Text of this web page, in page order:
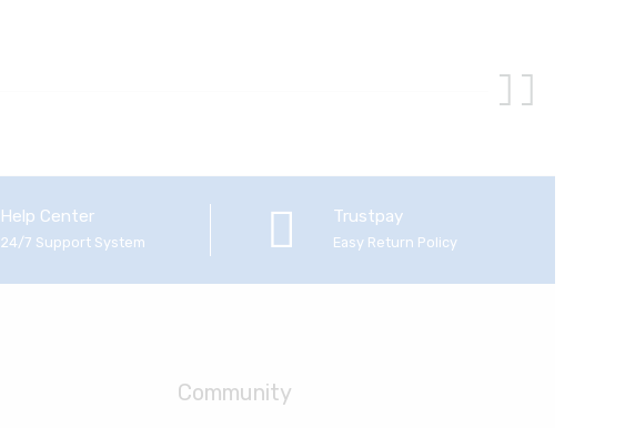
Help Center
24/7 Support System
Trustpay
Easy Return Policy
Community